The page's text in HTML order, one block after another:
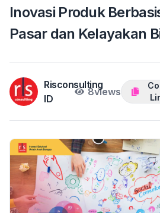
Inovasi Produk
Pasar dan Kelayakan
Risconsulting
ID
8views